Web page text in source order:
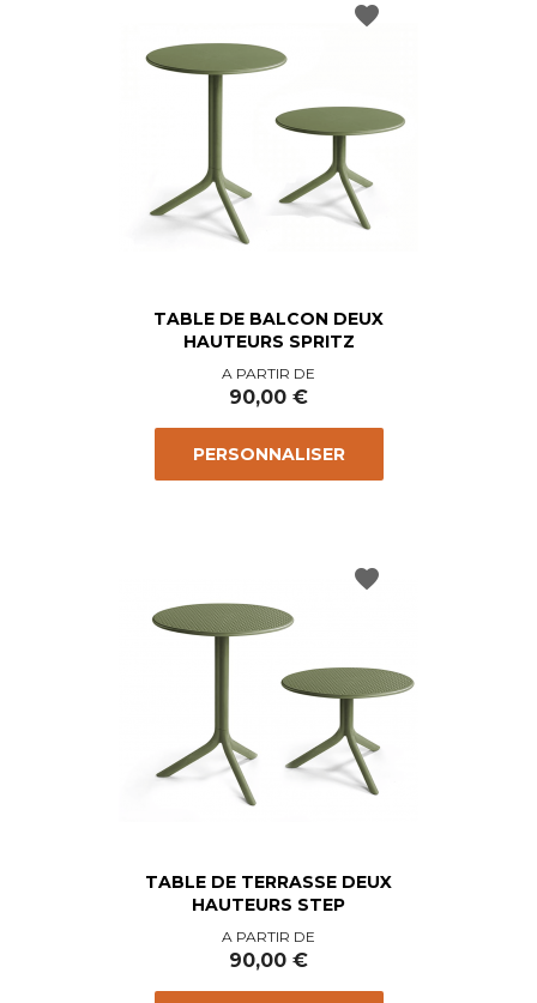
TABLE DE BALCON DEUX
HAUTEURS SPRITZ
Prix
A PARTIR DE
90,00 €
PERSONNALISER
favorite
TABLE DE TERRASSE DEUX
HAUTEURS STEP
Prix
A PARTIR DE
90,00 €
favorite